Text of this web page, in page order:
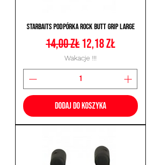
Starbaits Podpórka Rock Butt Grip Large
Regularna cena
14,00 złCena rabatowa
12,18 zł
Wakacje !!!
Dodaj do koszyka